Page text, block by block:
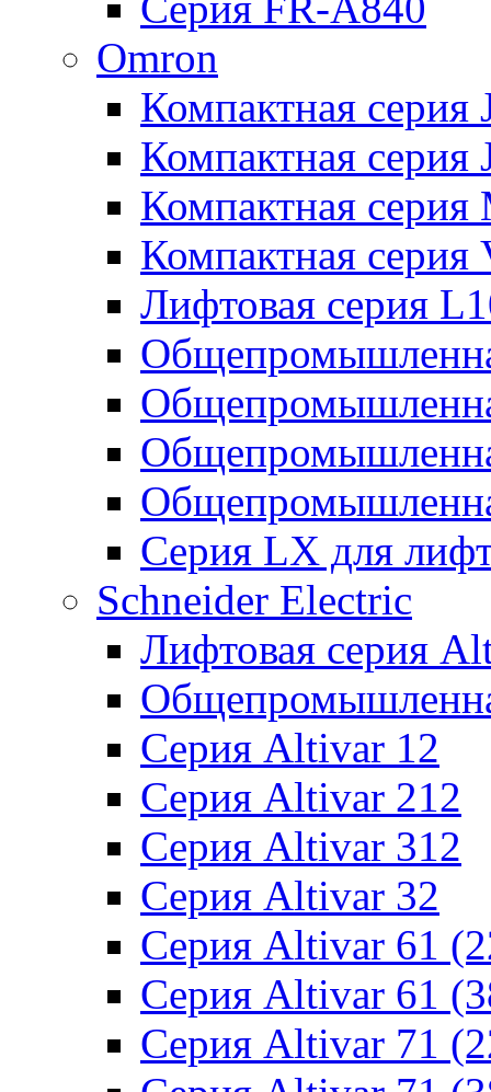
Omron
Компактная серия
Компактная серия
Компактная серия
Компактная серия
Лифтовая серия
Серия LX для
Schneider Electric
Лифтовая серия
Серия Altivar 12
Серия Altivar 212
Серия Altivar 312
Серия Altivar 32
Серия Altivar 61
Серия Altivar 61
Серия Altivar 71